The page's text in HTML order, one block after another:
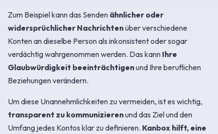
Zum Beispiel kann das Senden ähnlicher oder
widersprüchlicher Nachrichtenüber verschiedene
Konten an dieselbe Person als inkonsistent oder sogar
verdächtig wahrgenommen werden. Das kann Ihre
Glaubwürdigkeit beeinträchtigenund Ihre beruflichen
Beziehungen verändern.
Um diese Unannehmlichkeiten zu vermeiden, ist es wichtig,
transparent zu kommunizierenund das Ziel und den
Umfang jedes Kontos klar zu definieren. Kanbox hilft, eine